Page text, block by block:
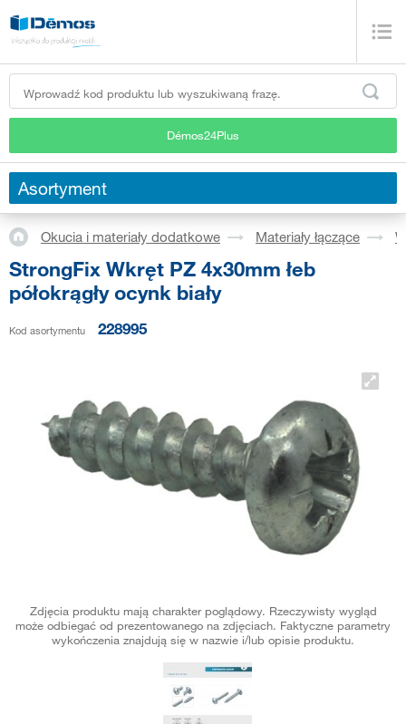
Démos24Plus
Asortyment
Okucia i materiały dodatkowe Materiały łączące
StrongFix Wkręt PZ 4x30mm łeb
półokrągły ocynk biały
Kod asortymentu 228995
Zdjęcia produktu mają charakter poglądowy. Rzeczywisty wygląd
może odbiegać od prezentowanego na zdjęciach. Faktyczne parametry
wykończenia znajdują się w nazwie i/lub opisie produktu.